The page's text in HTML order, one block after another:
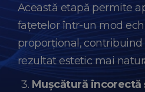
Această etapă permite
fațetelor într-un mod
proporțional,
rezultat estetic mai
Mușcătură